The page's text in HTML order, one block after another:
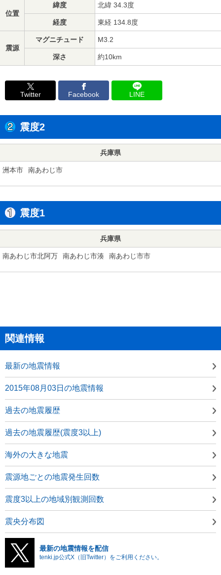
位置
緯度 北緯 34.3度
経度 東経 134.8度
震源
マグニチュード M3.2
深さ 約10km
Twitter Facebook LINE
震度2
兵庫県
洲本市 南あわじ市
震度1
兵庫県
南あわじ市北阿万 南あわじ市湊 南あわじ市市
関連情報
最新の地震情報
2015年08月03日の地震情報
過去の地震履歴
過去の地震履歴(震度3以上)
海外の大きな地震
震源地ごとの地震発生回数
震度3以上の地域別観測回数
震央分布図
最新の地震情報を配信
tenki.jp公式X（旧Twitter）をご利用ください。